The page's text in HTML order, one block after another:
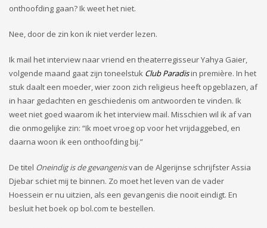
onthoofding gaan? Ik weet het niet.
Nee, door de zin kon ik niet verder lezen.
Ik mail het interview naar vriend en theaterregisseur Yahya Gaier,
volgende maand gaat zijn toneelstuk Club Paradisin première. In het
stuk daalt een moeder, wier zoon zich religieus heeft opgeblazen, af
in haar gedachten en geschiedenis om antwoorden te vinden. Ik
weet niet goed waarom ik het interview mail. Misschien wil ik af van
die onmogelijke zin: “Ik moet vroeg op voor het vrijdaggebed, en
daarna woon ik een onthoofding bij.”
De titel Oneindig is de gevangenisvan de Algerijnse schrijfster Assia
Djebar schiet mij te binnen. Zo moet het leven van de vader
Hoessein er nu uitzien, als een gevangenis die nooit eindigt. En
besluit het boek op bol.com te bestellen.